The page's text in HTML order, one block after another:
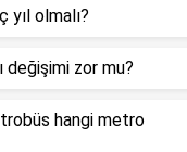
yıl olmalı?
değişimi zor mu?
hangi metro